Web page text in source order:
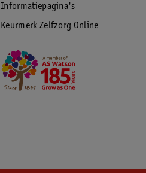
Informatiepagina's
Keurmerk Zelfzorg Online